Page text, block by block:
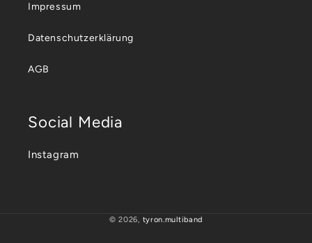
Impressum
Datenschutzerklärung
AGB
Social Media
Instagram
© 2026, tyron.multiband